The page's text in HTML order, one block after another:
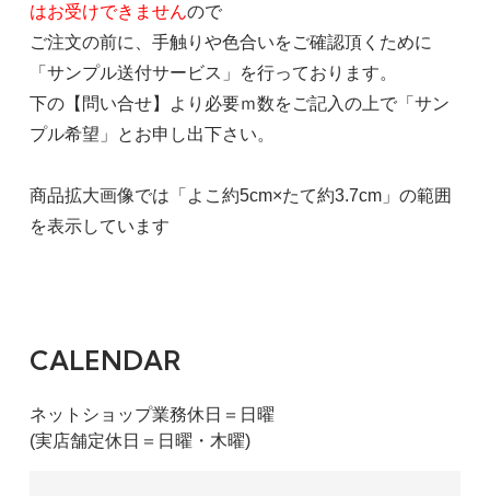
はお受けできませんので
ご注文の前に、手触りや色合いをご確認頂くために
「サンプル送付サービス」を行っております。
下の【問い合せ】より必要ｍ数をご記入の上で「サン
プル希望」とお申し出下さい。
商品拡大画像では「よこ約5cm×たて約3.7cm」の範囲
を表示しています
CALENDAR
ネットショップ業務休日＝日曜
(実店舗定休日＝日曜・木曜)